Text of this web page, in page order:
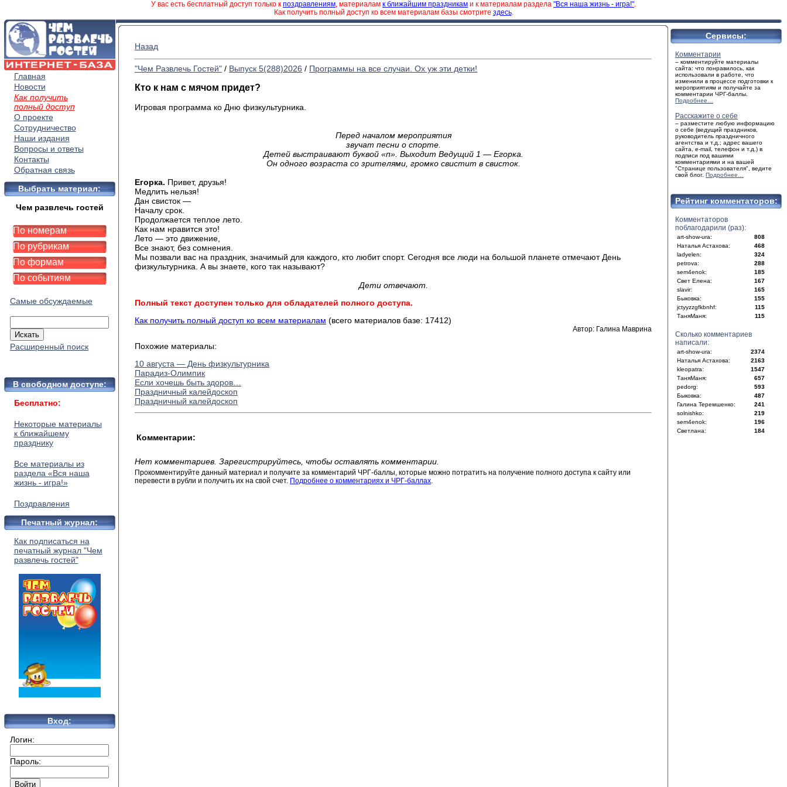
У вас есть бесплатный доступ только к поздравлениям, материалам к ближайшим праздникам и к материалам раздела "Вся наша жизнь - игра!".
Как получить полный доступ ко всем материалам базы смотрите здесь.
Главная
Новости
Как получить
полный доступ
О проекте
Сотрудничество
Наши издания
Вопросы и ответы
Контакты
Обратная связь
Выбрать материал:
Чем развлечь гостей
По номерам
По рубрикам
По формам
По событиям
Самые обсуждаемые
Расширенный поиск
В свободном доступе:
Бесплатно:
Некоторые материалы
к ближайшему
празднику
Все материалы из
раздела «Вся наша
жизнь - игра!»
Поздравления
Печатный журнал:
Как подписаться на
печатный журнал "Чем
развлечь гостей"
Вход:
Логин:
Пароль:
Назад
"Чем Развлечь Гостей" / Выпуск 5(288)2026 / Программы на все случаи. Ох уж эти детки!
Кто к нам с мячом придет?
Игровая программа ко Дню физкультурника.
Перед началом мероприятия
звучат песни о спорте.
Детей выстраивают буквой «п». Выходит Ведущий 1 — Егорка.
Он одного возраста со зрителями, громко свистит в свисток.
Егорка. Привет, друзья!
Медлить нельзя!
Дан свисток —
Началу срок.
Продолжается теплое лето.
Как нам нравится это!
Лето — это движение,
Все знают, без сомнения.
Мы позвали вас на праздник, значимый для каждого, кто любит спорт. Сегодня все люди на большой планете отмечают День
физкультурника. А вы знаете, кого так называют?
Дети отвечают.
Полный текст доступен только для обладателей полного доступа.
Как получить полный доступ ко всем материалам (всего материалов базе: 17412)
Автор: Галина Маврина
Похожие материалы:
10 августа — День физкультурника
Парадиз-Олимпик
Если хочешь быть здоров…
Праздничный калейдоскоп
Праздничный калейдоскоп
Комментарии:
Нет комментариев. Зарегистрируйтесь, чтобы оставлять комментарии.
Прокомментируйте данный материал и получите за комментарий ЧРГ-баллы, которые можно потратить на получение полного доступа к сайту или
перевести в рубли и получить их на свой счет. Подробнее о комментариях и ЧРГ-баллах.
Сервисы:
Комментарии
– комментируйте материалы
сайта: что понравилось, как
использовали в работе, что
изменили в процессе подготовки к
мероприятиям и получайте за
комментарии ЧРГ-баллы.
Подробнее…
Расскажите о себе
– разместите любую информацию
о себе (ведущий праздников,
руководитель праздничного
агентства и т.д.; адрес вашего
сайта, e-mail, телефон и т.д.) в
подписи под вашими
комментариями и на вашей
"Странице пользователя", ведите
свой блог. Подробнее…
Рейтинг комментаторов:
Комментаторов
поблагодарили (раз):
art-show-ura:
808
Наталья Астахова:
468
ladyelen:
324
petrova:
288
sem4enok:
185
Свет Елена:
167
slavir:
165
Быковка:
155
jctyyzzgfkbnhf:
115
ТаняМаня:
115
Сколько комментариев
написали:
art-show-ura:
2374
Наталья Астахова:
2163
kleopatra:
1547
ТаняМаня:
657
pedorg:
593
Быковка:
487
Галина Теремшенко:
241
solnishko:
219
sem4enok:
196
Светлана:
184